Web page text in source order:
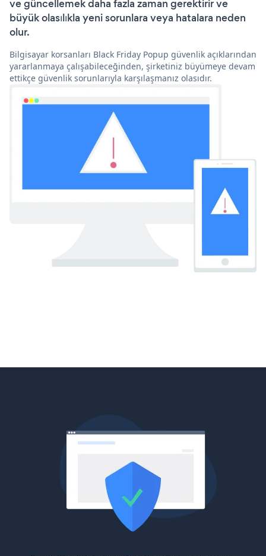
ve güncellemek daha fazla zaman gerektirir ve
büyük olasılıkla yeni sorunlara veya hatalara neden
olur.
Bilgisayar korsanları Black Friday Popup güvenlik açıklarından
yararlanmaya çalışabileceğinden, şirketiniz büyümeye devam
ettikçe güvenlik sorunlarıyla karşılaşmanız olasıdır.